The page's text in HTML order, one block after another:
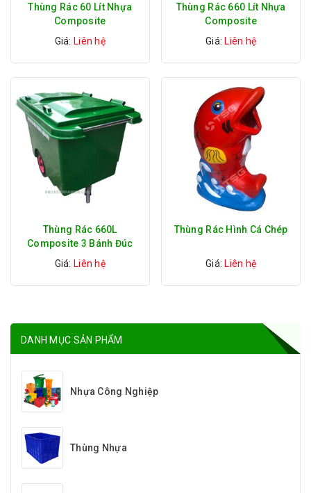
Thùng Rác 60 Lít Nhựa
Composite
Giá: Liên hệ
Thùng Rác 660 Lít Nhựa
Composite
Giá: Liên hệ
Thùng Rác 660L
Composite 3 Bánh Đúc
Giá: Liên hệ
Thùng Rác Hình Cá Chép
Giá: Liên hệ
DANH MỤC SẢN PHẨM
Nhựa Công Nghiệp
Thùng Nhựa